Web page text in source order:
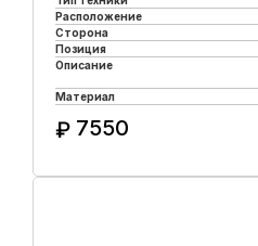
Расположение
Сторона
Позиция
Описание
Материал
₽ 7550